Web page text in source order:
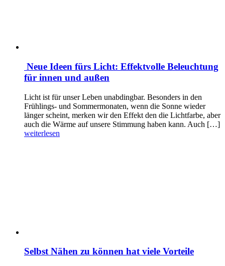
Neue Ideen fürs Licht: Effektvolle Beleuchtung
für innen und außen
Licht ist für unser Leben unabdingbar. Besonders in den
Frühlings- und Sommermonaten, wenn die Sonne wieder
länger scheint, merken wir den Effekt den die Lichtfarbe, aber
auch die Wärme auf unsere Stimmung haben kann. Auch […]
weiterlesen
Selbst Nähen zu können hat viele Vorteile